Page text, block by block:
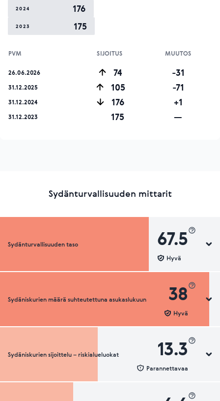
2024 176
2023 175
PVM SIJOITUS MUUTOS
26.06.2026 74 -31
31.12.2025 105 -71
31.12.2024 176 +1
31.12.2023 175 —
Sydänturvallisuuden mittarit
Sydänturvallisuuden taso 67.5
Hyvä
Sydänturvallisuuden luokka
Sydäniskurien määrä suhteutettuna asukaslukuun 38
Hyvä
Sydäniskurien määrä suhteutettuna asukaslukuun
Sydäniskurien sijoittelu – riskialueluokat 13.3
Parannettavaa